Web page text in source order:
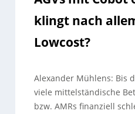
klingt nach
Lowcost?
Alexander Mühlens: Bis
viele mittelständische
bzw. AMRs finanziell